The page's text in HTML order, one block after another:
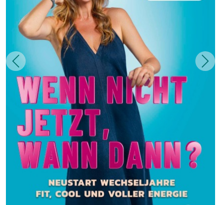
Zurück